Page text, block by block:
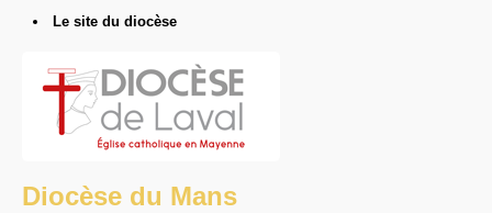
Le site du diocèse
Diocèse du Mans